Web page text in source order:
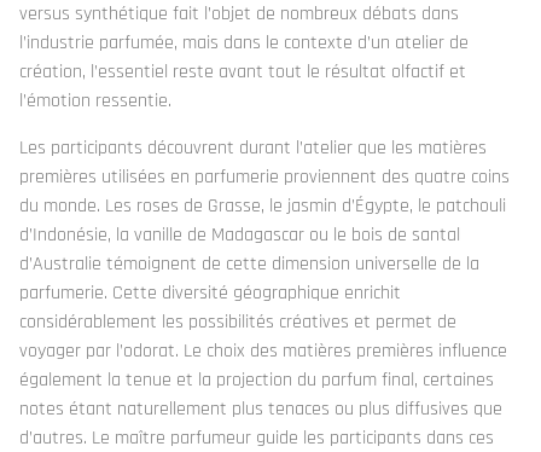
versus synthétique fait l’objet de nombreux débats dans
l’industrie parfumée, mais dans le contexte d’un atelier de
création, l’essentiel reste avant tout le résultat olfactif et
l’émotion ressentie.
Les participants découvrent durant l’atelier que les matières
premières utilisées en parfumerie proviennent des quatre coins
du monde. Les roses de Grasse, le jasmin d’Égypte, le patchouli
d’Indonésie, la vanille de Madagascar ou le bois de santal
d’Australie témoignent de cette dimension universelle de la
parfumerie. Cette diversité géographique enrichit
considérablement les possibilités créatives et permet de
voyager par l’odorat. Le choix des matières premières influence
également la tenue et la projection du parfum final, certaines
notes étant naturellement plus tenaces ou plus diffusives que
d’autres. Le maître parfumeur guide les participants dans ces